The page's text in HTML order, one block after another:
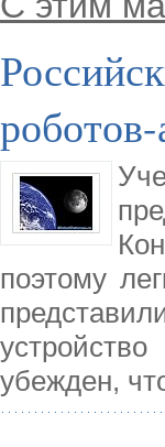
поэтому
убежден,